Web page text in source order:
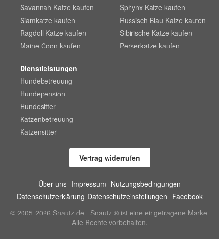
Savannah Katze kaufen
Siamkatze kaufen
Ragdoll Katze kaufen
Maine Coon kaufen
Sphynx Katze kaufen
Russisch Blau Katze kaufen
Sibirische Katze kaufen
Perserkatze kaufen
Dienstleistungen
Hundebetreuung
Hundepension
Hundesitter
Katzenbetreuung
Katzensitter
Vertrag widerrufen
Über uns Impressum Nutzungsbedingungen
Datenschutzerklärung Datenschutzeinstellungen Facebook
© 2005-2026 Snautz.de - Snautz ® ist eine eingetragene Marke.
Alle Rechte vorbehalten.